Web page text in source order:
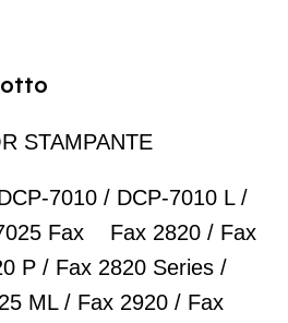
STAMPANTE
7010 / DCP-7010 L /
Fax Fax 2820 / Fax
P / Fax 2820 Series /
ML / Fax 2920 / Fax